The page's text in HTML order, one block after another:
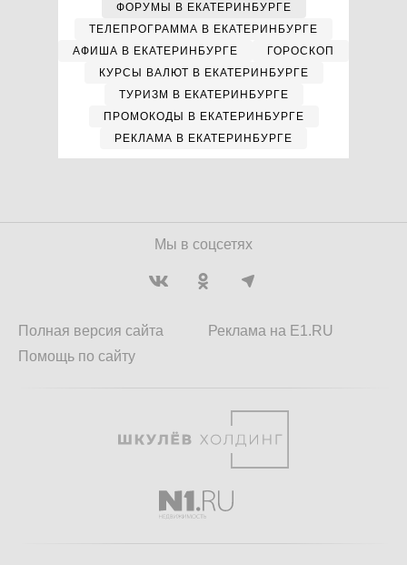
ФОРУМЫ В ЕКАТЕРИНБУРГЕ
ТЕЛЕПРОГРАММА В ЕКАТЕРИНБУРГЕ
АФИША В ЕКАТЕРИНБУРГЕ
ГОРОСКОП
КУРСЫ ВАЛЮТ В ЕКАТЕРИНБУРГЕ
ТУРИЗМ В ЕКАТЕРИНБУРГЕ
ПРОМОКОДЫ В ЕКАТЕРИНБУРГЕ
РЕКЛАМА В ЕКАТЕРИНБУРГЕ
Мы в соцсетях
Полная версия сайта
Помощь по сайту
Реклама на E1.RU